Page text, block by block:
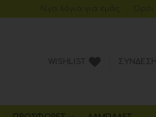
WISHLIST ΣΎΝΔΕΣΗ